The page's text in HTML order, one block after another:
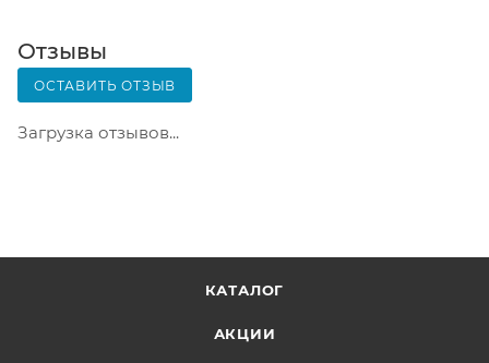
Вскрывать коробку самостоятельно вы можете
только после оплаты заказа. Один заказ может
содержать не больше 10 позиций и его стоимость
не должна превышать 100 000 р.
Отзывы
ОСТАВИТЬ ОТЗЫВ
Загрузка отзывов...
КАТАЛОГ
АКЦИИ